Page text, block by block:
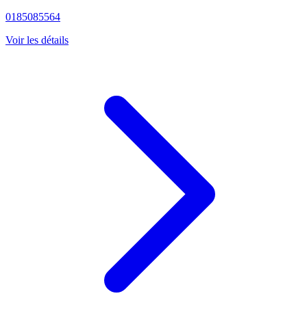
0185085564
Voir les détails